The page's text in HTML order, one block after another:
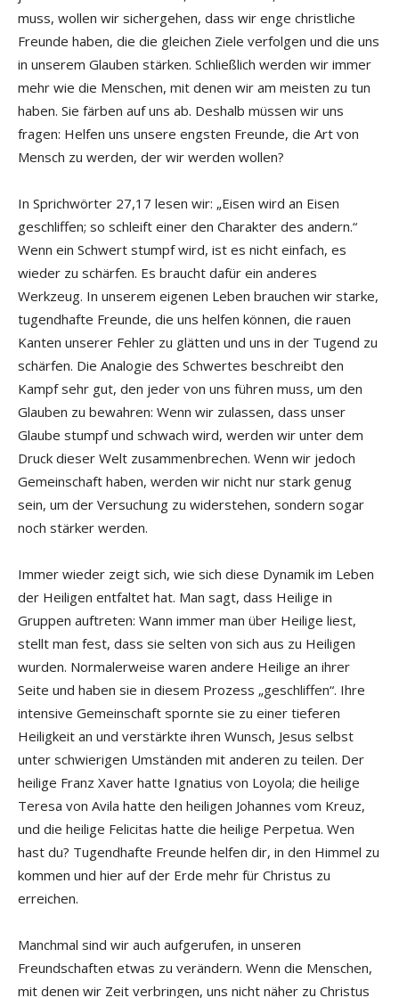
muss, wollen wir sichergehen, dass wir enge christliche
Freunde haben, die die gleichen Ziele verfolgen und die uns
in unserem Glauben stärken. Schließlich werden wir immer
mehr wie die Menschen, mit denen wir am meisten zu tun
haben. Sie färben auf uns ab. Deshalb müssen wir uns
fragen: Helfen uns unsere engsten Freunde, die Art von
Mensch zu werden, der wir werden wollen?
In Sprichwörter 27,17 lesen wir: „Eisen wird an Eisen
geschliffen; so schleift einer den Charakter des andern.“
Wenn ein Schwert stumpf wird, ist es nicht einfach, es
wieder zu schärfen. Es braucht dafür ein anderes
Werkzeug. In unserem eigenen Leben brauchen wir starke,
tugendhafte Freunde, die uns helfen können, die rauen
Kanten unserer Fehler zu glätten und uns in der Tugend zu
schärfen. Die Analogie des Schwertes beschreibt den
Kampf sehr gut, den jeder von uns führen muss, um den
Glauben zu bewahren: Wenn wir zulassen, dass unser
Glaube stumpf und schwach wird, werden wir unter dem
Druck dieser Welt zusammenbrechen. Wenn wir jedoch
Gemeinschaft haben, werden wir nicht nur stark genug
sein, um der Versuchung zu widerstehen, sondern sogar
noch stärker werden.
Immer wieder zeigt sich, wie sich diese Dynamik im Leben
der Heiligen entfaltet hat. Man sagt, dass Heilige in
Gruppen auftreten: Wann immer man über Heilige liest,
stellt man fest, dass sie selten von sich aus zu Heiligen
wurden. Normalerweise waren andere Heilige an ihrer
Seite und haben sie in diesem Prozess „geschliffen“. Ihre
intensive Gemeinschaft spornte sie zu einer tieferen
Heiligkeit an und verstärkte ihren Wunsch, Jesus selbst
unter schwierigen Umständen mit anderen zu teilen. Der
heilige Franz Xaver hatte Ignatius von Loyola; die heilige
Teresa von Avila hatte den heiligen Johannes vom Kreuz,
und die heilige Felicitas hatte die heilige Perpetua. Wen
hast du? Tugendhafte Freunde helfen dir, in den Himmel zu
kommen und hier auf der Erde mehr für Christus zu
erreichen.
Manchmal sind wir auch aufgerufen, in unseren
Freundschaften etwas zu verändern. Wenn die Menschen,
mit denen wir Zeit verbringen, uns nicht näher zu Christus